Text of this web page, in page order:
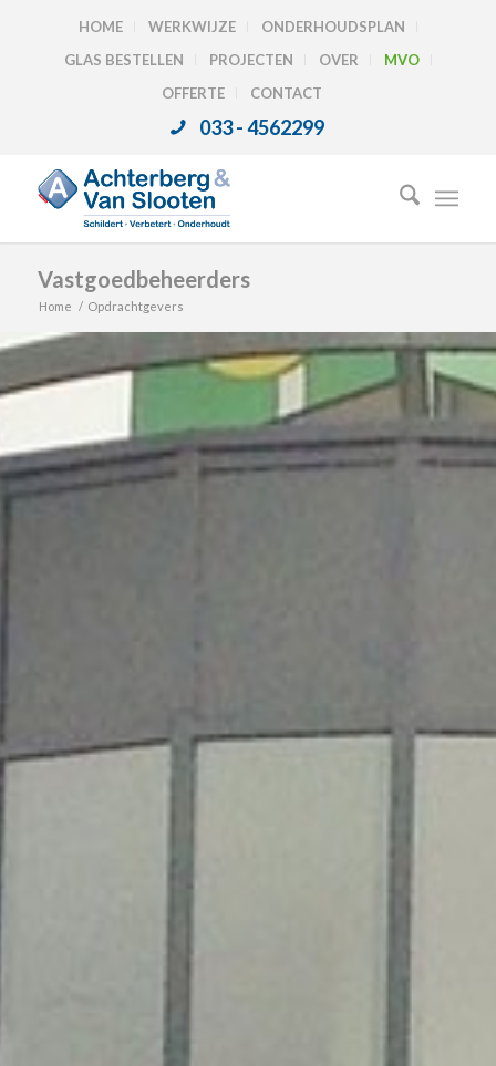
HOME WERKWIJZE
ONDERHOUDSPLAN
GLAS BESTELLEN
PROJECTEN OVER
MVO
OFFERTE
CONTACT
033 - 4562299
Vastgoedbeheerders
Home / Opdrachtgevers